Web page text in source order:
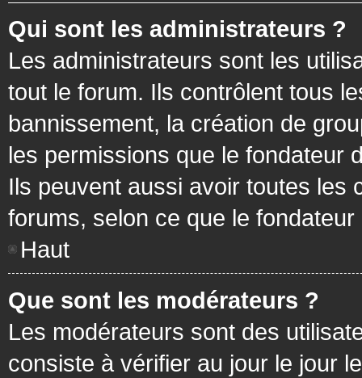
Qui sont les administrateurs ?
Les administrateurs sont les
tout le forum. Ils contrôlent tous
bannissement, la création de
les permissions que le fondateur
Ils peuvent aussi avoir toutes les
forums, selon ce que le
Haut
Que sont les modérateurs ?
Les modérateurs sont des
consiste à vérifier au jour le jour